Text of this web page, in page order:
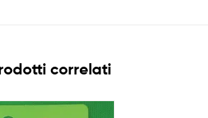
correlati